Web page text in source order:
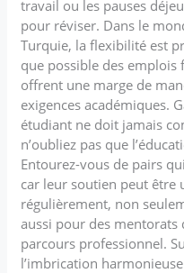
travail ou les pauses
pour réviser. Dans le
Turquie, la flexibilité est
que possible des
offrent une marge de
exigences académiques.
étudiant ne doit jamais
n’oubliez pas que
Entourez-vous de pairs
car leur soutien peut être
régulièrement, non
aussi pour des
parcours professionnel.
l’imbrication